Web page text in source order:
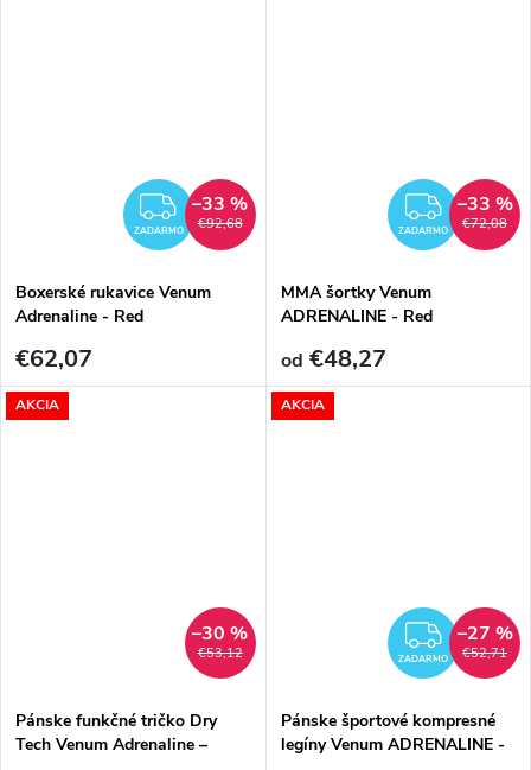
ZADARMO
ZADARMO €92,68
–33 %
Boxerské rukavice Venum
Adrenaline - Red
€62,07
ZADARMO €72,08
–33 %
MMA šortky Venum
ADRENALINE - Red
od €48,27
AKCIA
€53,12
–30 %
Pánske funkčné tričko Dry
Tech Venum Adrenaline –
AKCIA
ZADARMO €52,71
–27 %
Pánske športové kompresné
legíny Venum ADRENALINE -